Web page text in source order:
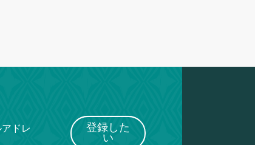
ドレ
登録した
い